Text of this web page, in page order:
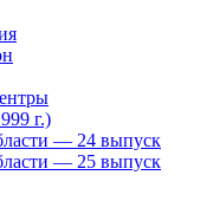
г.)
— 24 выпуск
— 25 выпуск